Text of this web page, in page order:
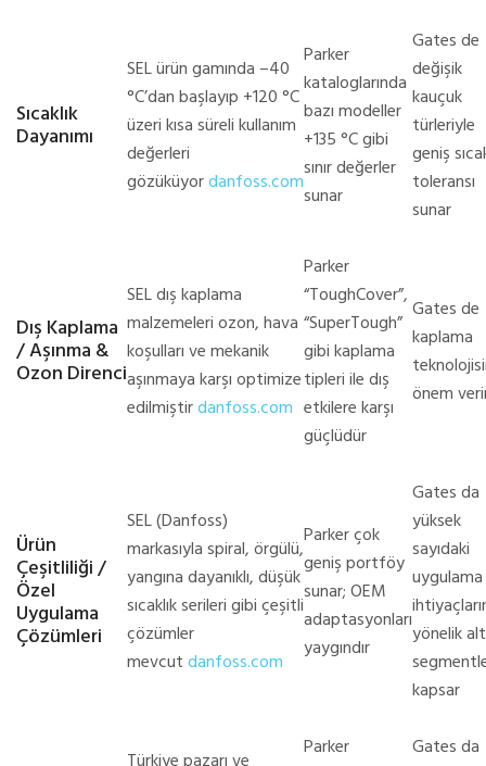
Sıcaklık
Dayanımı
SEL ürün gamında –40
°C’dan başlayıp +120 °C
üzeri kısa süreli kullanım
değerleri
gözüküyordanfoss.com
Parker
kataloglarında
bazı modeller
+135 °C gibi
sınır değerler
sunar
Gates de
değişik
kauçuk
türleriyle
geniş
toleransı
sunar
Dış Kaplama
/ Aşınma &
Ozon Direnci
SEL dış kaplama
malzemeleri ozon, hava
koşulları ve mekanik
aşınmaya karşı optimize
edilmiştirdanfoss.com
Parker
“ToughCover”,
“SuperTough”
gibi kaplama
tipleri ile dış
etkilere karşı
güçlüdür
Gates de
kaplama
önem
Ürün
Çeşitliliği /
Özel
Uygulama
Çözümleri
SEL (Danfoss)
markasıyla spiral, örgülü,
yangına dayanıklı, düşük
sıcaklık serileri gibi çeşitli
çözümler
mevcutdanfoss.com
Parker çok
geniş portföy
sunar; OEM
adaptasyonları
yaygındır
Gates da
yüksek
sayıdaki
uygulama
yönelik alt
kapsar
Parker
Gates da